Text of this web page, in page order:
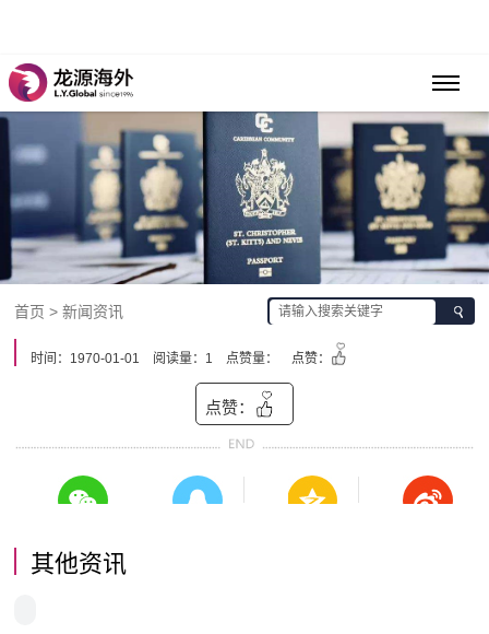
首页 > 新闻资讯
时间：1970-01-01 阅读量：1 点赞量： 点赞：
点赞：
其他资讯